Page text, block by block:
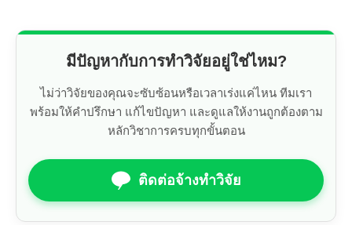
มีปัญหากับการทำวิจัยอยู่ใช่ไหม?
ไม่ว่าวิจัยของคุณจะซับซ้อนหรือเวลาเร่งแค่ไหน ทีมเรา
พร้อมให้คำปรึกษา แก้ไขปัญหา และดูแลให้งานถูกต้องตาม
หลักวิชาการครบทุกขั้นตอน
ติดต่อจ้างทำวิจัย